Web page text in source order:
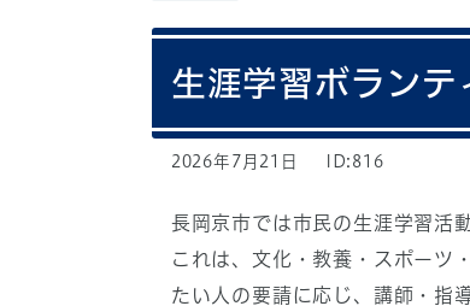
生涯学習ボランテ
2026年7月21日 ID:816
長岡京市では市民の生涯学習活
これは、文化・教養・スポーツ
たい人の要請に応じ、講師・指